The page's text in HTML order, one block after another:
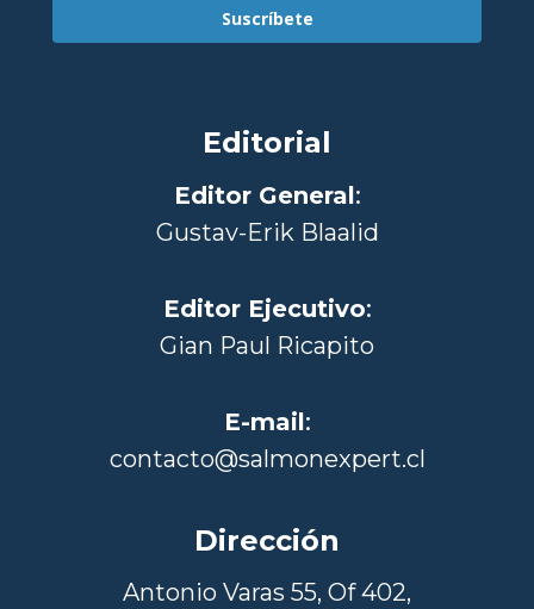
Suscríbete
Editorial
Editor General :
Gustav-Erik Blaalid
Editor Ejecutivo:
Gian Paul Ricapito
E-mail :
contacto@salmonexpert.cl
Dirección
Antonio Varas 55, Of 402,